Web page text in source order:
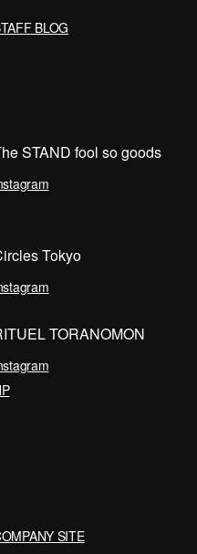
BLOG
STAND fool so goods
Tokyo
TORANOMON
SITE